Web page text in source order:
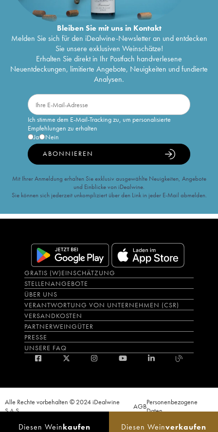
Diesen Weinkaufen Diesen Weinverkaufen
Bleiben Sie mit uns in Kontakt
Melden Sie sich für den iDealwine-Newsletter an und entdecken
Sie unsere exklusiven Weinschätze!
Erhalten Sie direkt in Ihr Postfach handverlesene
Neuentdeckungen, limitierte Angebote, Neuigkeiten und fundierte
Analysen.
Ich stimme dem E-Mail-Tracking zu, um personalisierte
Empfehlungen zu erhalten
Ja
Nein
ABONNIEREN
Mit Ihrer Anmeldung erhalten Sie exklusiv ausgewählte Neuigkeiten, Angebote
und Einblicke von iDealwine.
Sie können sich jederzeit unkompliziert über den Link in jeder E-Mail abmelden.
GRATIS (W)EINSCHÄTZUNG
STELLENANGEBOTE
ÜBER UNS
VERANTWORTUNG VON UNTERNEHMEN (CSR)
VERSANDKOSTEN
PARTNERWEINGÜTER
PRESSE
UNSERE FAQ
Alle Rechte vorbehalten © 2024 iDealwine
S.A.S.
AGBPersonenbezogene
Daten
Verkaufs verlangt. CODE DE LA SANTÉ PUBLIQUE, ART.L.3342-1 et L.3353-3